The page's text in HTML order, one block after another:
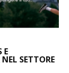
E
SETTORE